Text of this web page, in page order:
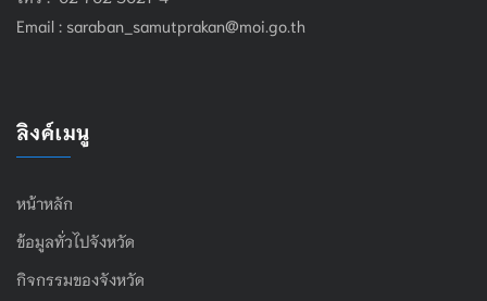
Email : saraban_samutprakan@moi.go.th
ลิงค์เมนู
หน้าหลัก
ข้อมูลทั่วไปจังหวัด
กิจกรรมของจังหวัด